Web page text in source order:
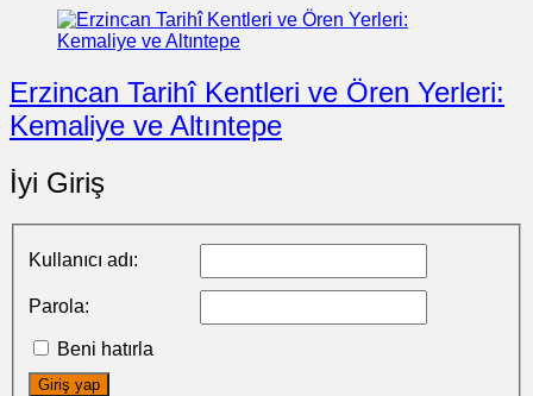
Erzincan Tarihî Kentleri ve Ören Yerleri:
Kemaliye ve Altıntepe
İyi Giriş
Kullanıcı adı:
Parola:
Beni hatırla
Giriş yap